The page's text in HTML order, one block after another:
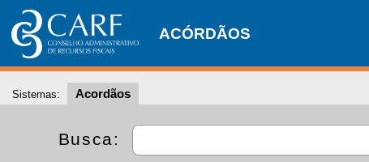
ACÓRDÃOS
Sistemas: Acordãos
Busca: